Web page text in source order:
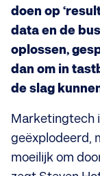
doen op
data en de
oplossen,
dan om in
de slag
Marketingtech
geëxplodeerd,
moeilijk om